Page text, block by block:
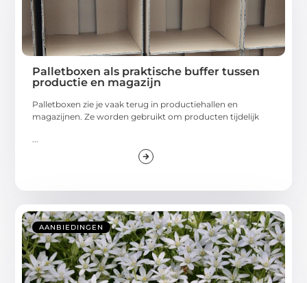
Palletboxen als praktische buffer tussen
productie en magazijn
Palletboxen zie je vaak terug in productiehallen en
magazijnen. Ze worden gebruikt om producten tijdelijk
AANBIEDINGEN